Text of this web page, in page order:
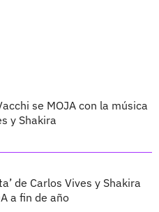
se MOJA con la música
y Shakira
de Carlos Vives y Shakira
a fin de año